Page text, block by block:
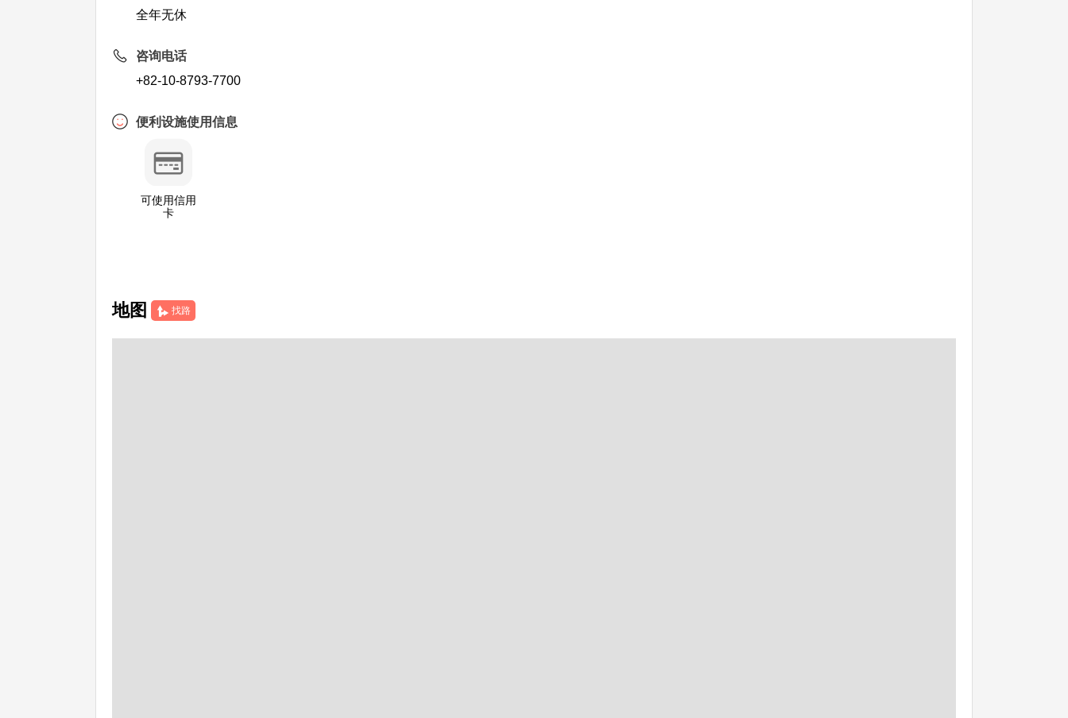
全年无休
咨询电话
+82-10-8793-7700
便利设施使用信息
可使用信用
卡
地图 找路